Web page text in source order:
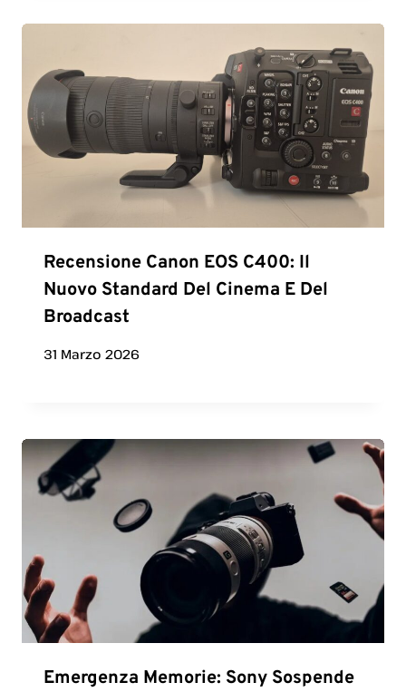
Recensione Canon EOS C400: Il
Nuovo Standard Del Cinema E Del
Broadcast
31 Marzo 2026
Emergenza Memorie: Sony Sospende